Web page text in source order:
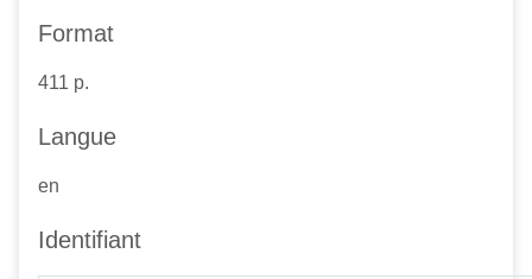
Format
411 p.
Langue
en
Identifiant